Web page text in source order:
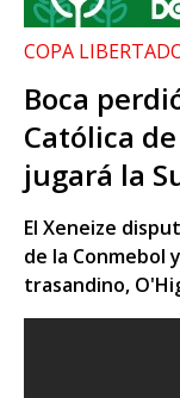
COPA
Boca
Católica
jugará la
El Xeneize
de la
trasandino,